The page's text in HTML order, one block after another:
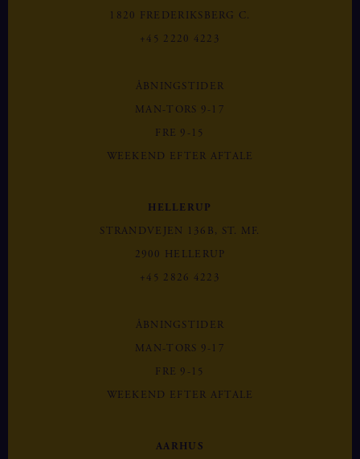
1820 FREDERIKSBERG C.
+45 2220 4223
ÅBNINGSTIDER
MAN-TORS 9-17
FRE 9-15
WEEKEND EFTER AFTALE
HELLERUP
STRANDVEJEN 136B, ST. MF.
2900 HELLERUP
+45 2826 4223
ÅBNINGSTIDER
MAN-TORS 9-17
FRE 9-15
WEEKEND EFTER AFTALE
AARHUS